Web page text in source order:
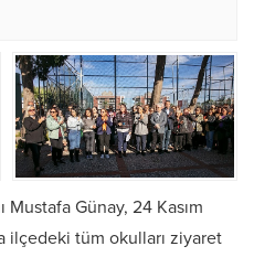
Günay, 24 Kasım
ilçedeki tüm okulları ziyaret